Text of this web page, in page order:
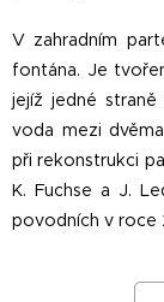
V zahradním
fontána. Je
jejíž jedné
voda mezi
při rekonstrukci
K. Fuchse a J.
povodních v roce